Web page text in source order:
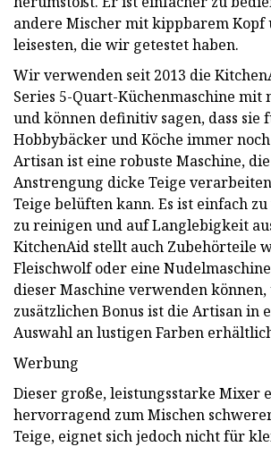
andere Mischer mit kippbarem Kopf
leisesten, die wir getestet haben.
Wir verwenden seit 2013 die
Series 5-Quart-Küchenmaschine mit
und können definitiv sagen, dass sie
Hobbybäcker und Köche immer
Artisan ist eine robuste Maschine,
Anstrengung dicke Teige
Teige belüften kann. Es ist einfach
zu reinigen und auf Langlebigkeit
KitchenAid stellt auch Zubehörteile
Fleischwolf oder eine
dieser Maschine verwenden können,
zusätzlichen Bonus ist die Artisan in
Auswahl an lustigen Farben
Werbung
Dieser große, leistungsstarke Mixer
hervorragend zum Mischen
Teige, eignet sich jedoch nicht für